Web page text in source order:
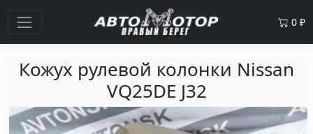
0 ₽
Кожух рулевой колонки Nissan
VQ25DE J32